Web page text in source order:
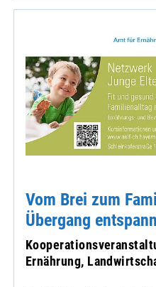
Vom Brei zum
Übergang
Ernährung,